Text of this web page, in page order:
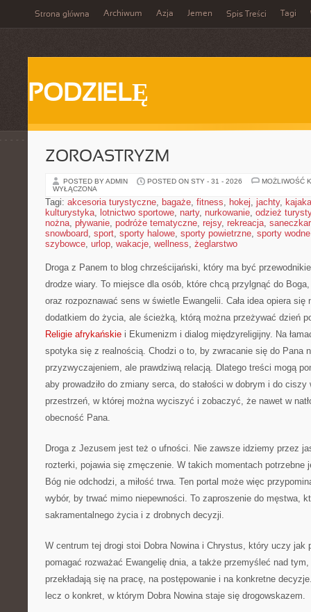
Strona główna Archiwum Azja Jemen Spis Treści Tagi
PODZIELĘ
ZOROASTRYZM
POSTED BY ADMIN POSTED ON STY - 31 - 2026
MOŻLIWOŚĆ
WYŁĄCZONA
Tagi: akcesoria turystyczne, bagaże, fitness, hokej, jachty,
kulturystyka, lotnictwo sportowe, narty, nurkowanie, odzież
nożna, pływanie, podróże tematyczne, rejsy, rekreacja,
snowboard, sport, sporty halowe, sporty powietrzne, sporty wodne
szybowce, urlop, wakacje, wellness, żeglarstwo
Droga z Panem to blog chrześcijański, który ma być
drodze wiary. To miejsce dla osób, które chcą przylgnąć do
oraz rozpoznawać sens w świetle Ewangelii. Cała idea opiera
dodatkiem do życia, ale ścieżką, którą można przeżywać dzień
Religie afrykańskie i Ekumenizm i dialog międzyreligijny. Na
spotyka się z realnością. Chodzi o to, by zwracanie się do Pana
przyzwyczajeniem, ale prawdziwą relacją. Dlatego treści mogą
aby prowadziło do zmiany serca, do stałości w dobrym i do ciszy
przestrzeń, w której można wyciszyć i zobaczyć, że nawet w
obecność Pana.
Droga z Jezusem jest też o ufności. Nie zawsze idziemy przez
rozterki, pojawia się zmęczenie. W takich momentach potrzebne
Bóg nie odchodzi, a miłość trwa. Ten portal może więc
wybór, by trwać mimo niepewności. To zaproszenie do męstwa,
sakramentalnego życia i z drobnych decyzji.
W centrum tej drogi stoi Dobra Nowina i Chrystus, który uczy jak
pomagać rozważać Ewangelię dnia, a także przemyśleć nad
przekładają się na pracę, na postępowanie i na konkretne
lecz o konkret, w którym Dobra Nowina staje się drogowskazem.